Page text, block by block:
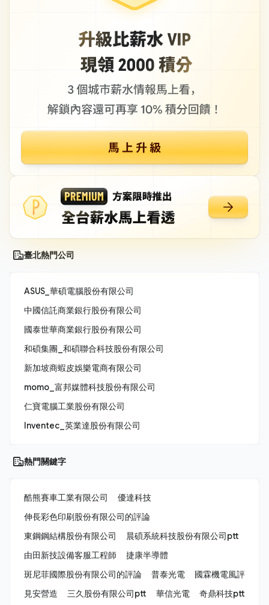
臺北熱門公司
ASUS_華碩電腦股份有限公司
中國信託商業銀行股份有限公司
國泰世華商業銀行股份有限公司
和碩集團_和碩聯合科技股份有限公司
新加坡商蝦皮娛樂電商有限公司
momo_富邦媒體科技股份有限公司
仁寶電腦工業股份有限公司
Inventec_英業達股份有限公司
熱門關鍵字
酷熊賽車工業有限公司
優達科技
伸長彩色印刷股份有限公司的評論
東鋼鋼結構股份有限公司
晨碩系統科技股份有限公司ptt
由田新技設備客服工程師
捷康半導體
斑尼菲國際股份有限公司的評論
普泰光電
國霖機電風評
見安營造
三久股份有限公司ptt 華信光電
奇鼎科技ptt